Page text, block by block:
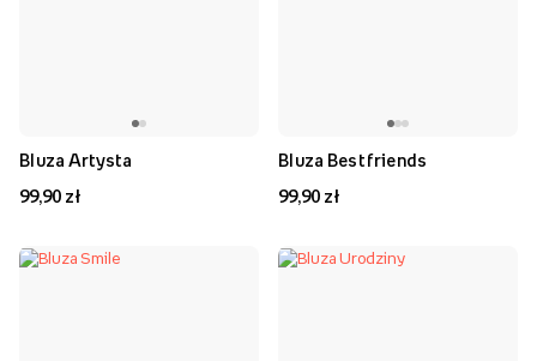
Bluza Artysta
99,90 zł
Bluza Best friends
99,90 zł